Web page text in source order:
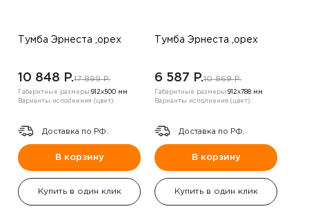
Тумба Эрнеста ,орех
10 848 P.17 899 P.
Габаритные размеры:912х500 мм
Варианты исполнения (цвет):
Доставка по РФ.
В корзину
Купить в один клик
Тумба Эрнеста ,орех
6 587 P.10 869 P.
Габаритные размеры:912х788 мм
Варианты исполнения (цвет):
Доставка по РФ.
В корзину
Купить в один клик